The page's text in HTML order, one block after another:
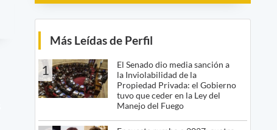
Más Leídas de Perfil
1
El Senado dio media sanción a
la Inviolabilidad de la
Propiedad Privada: el Gobierno
tuvo que ceder en la Ley del
Manejo del Fuego